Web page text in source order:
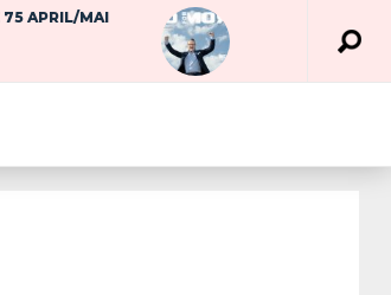
75 APRIL/MAI